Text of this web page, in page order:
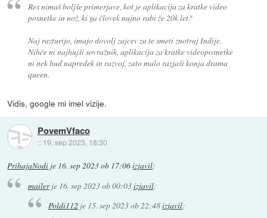
Res nimaš boljše primerjave, kot je aplikacija za kratke video
posnetke in nož, ki ga človek nujno rabi že 20k let?
Naj razturijo, imajo dovolj zajcev za te smeti znotraj Indije.
Nihče ni najhujši sovražnik, aplikacija za kratke videoposnetke
ni nek hud napredek in razvoj, zato malo razjaši konja drama
queen.
Vidis, google mi imel vizije.
PovemVfaco
:: 19. sep 2023, 18:30
PrihajaNodi je 16. sep 2023 ob 17:06izjavil:
mailerje 16. sep 2023 ob 00:03izjavil:
Poldi112 je 15. sep 2023 ob 22:48izjavil: